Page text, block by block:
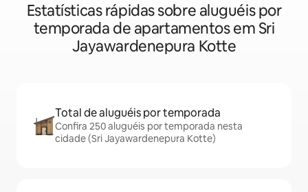
Estatísticas rápidas sobre aluguéis por
temporada de apartamentos em Sri
Jayawardenepura Kotte
Total de aluguéis por temporada
Confira 250 aluguéis por temporada nesta
cidade (Sri Jayawardenepura Kotte)